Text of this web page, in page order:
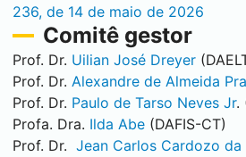
236, de 14 de maio de 2026
Comitê gestor
Prof. Dr. Uilian José Dreyer
Prof. Dr. Alexandre de Almeida
Prof. Dr. Paulo de Tarso Neves Jr.
Profa. Dra. Ilda Abe (DAFIS-CT)
Prof. Dr. Jean Carlos Cardozo da